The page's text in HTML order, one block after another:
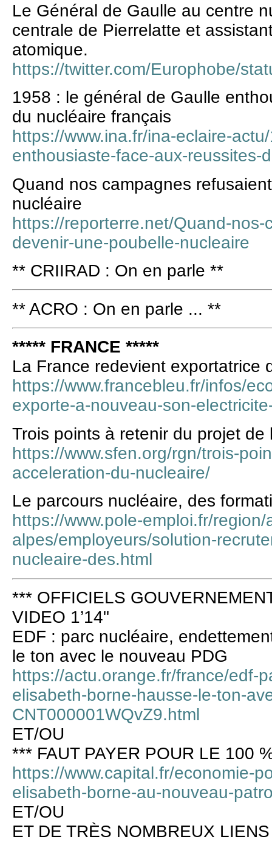
Le Général de Gaulle au centre
centrale de Pierrelatte et
atomique.
https://twitter.com/Europhobe/
1958 : le général de Gaulle
du nucléaire français
https://www.ina.fr/ina-eclaire-
enthousiaste-face-aux-reussites-
Quand nos campagnes
nucléaire
https://reporterre.net/Quand-
devenir-une-poubelle-nucleaire
** CRIIRAD : On en parle **
** ACRO : On en parle ... **
***** FRANCE *****
La France redevient exportatrice
https://www.francebleu.fr/infos/
exporte-a-nouveau-son-
Trois points à retenir du projet
https://www.sfen.org/rgn/trois-
acceleration-du-nucleaire/
Le parcours nucléaire, des
https://www.pole-emploi.fr/
alpes/employeurs/solution-
nucleaire-des.html
*** OFFICIELS
VIDEO 1’14"
EDF : parc nucléaire,
le ton avec le nouveau PDG
https://actu.orange.fr/france/edf-
elisabeth-borne-hausse-le-ton-
CNT000001WQvZ9.html
ET/OU
*** FAUT PAYER POUR LE 100
https://www.capital.fr/economie-
elisabeth-borne-au-nouveau-
ET/OU
ET DE TRÈS NOMBREUX LIENS